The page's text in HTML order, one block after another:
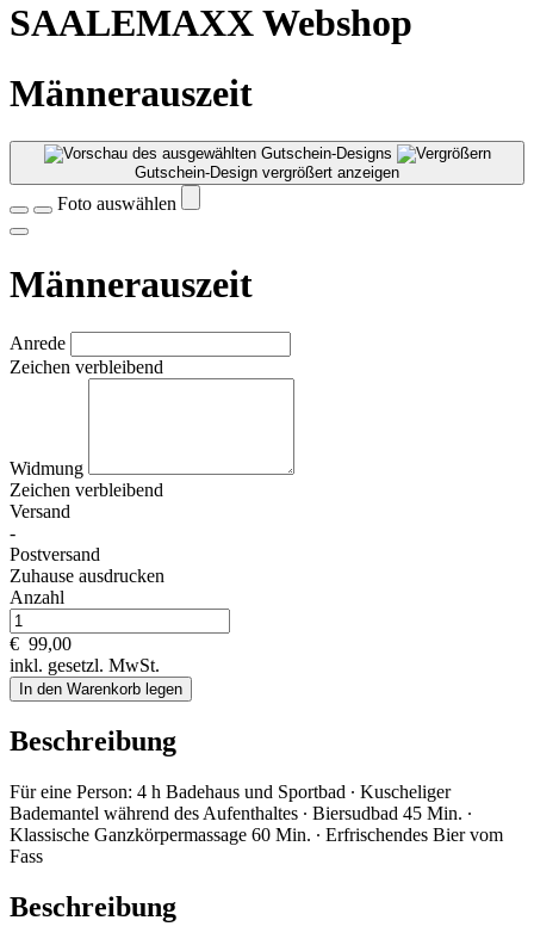
SAALEMAXX Webshop
Männerauszeit
Gutschein-Design vergrößert anzeigen
Foto auswählen
Männerauszeit
Anrede
Zeichen verbleibend
Widmung
Zeichen verbleibend
Versand
-
Postversand
Zuhause ausdrucken
Anzahl
€ 99,00
inkl. gesetzl. MwSt.
In den Warenkorb legen
Beschreibung
Für eine Person: 4 h Badehaus und Sportbad ∙ Kuscheliger
Bademantel während des Aufenthaltes ∙ Biersudbad 45 Min. ∙
Klassische Ganzkörpermassage 60 Min. ∙ Erfrischendes Bier vom
Fass
Beschreibung